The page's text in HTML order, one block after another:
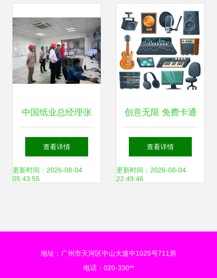
中国纸业总经理张
强赴华新包装珠海
工厂开展环保督察
查看详情
更新时间：2026-08-04
05:43:55
创意无限 免费卡通
录音图片素材，点
亮文艺创作新灵感
查看详情
更新时间：2026-08-04
22:49:46
地址：广州市天河区中山大道中1025号711房
电话：020-330**